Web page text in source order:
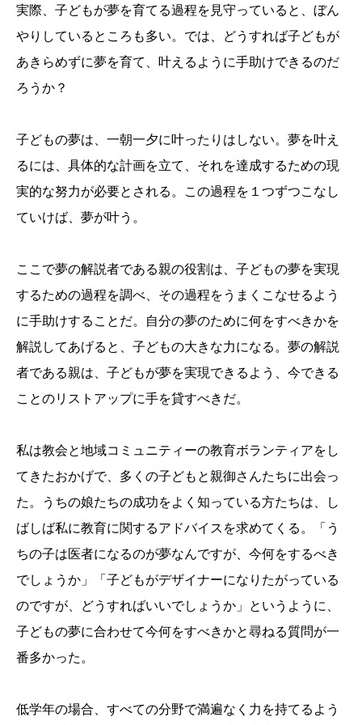
実際、子どもが夢を育てる過程を見守っていると、ぼん
やりしているところも多い。では、どうすれば子どもが
あきらめずに夢を育て、叶えるように手助けできるのだ
ろうか？
子どもの夢は、一朝一夕に叶ったりはしない。夢を叶え
るには、具体的な計画を立て、それを達成するための現
実的な努力が必要とされる。この過程を１つずつこなし
ていけば、夢が叶う。
ここで夢の解説者である親の役割は、子どもの夢を実現
するための過程を調べ、その過程をうまくこなせるよう
に手助けすることだ。自分の夢のために何をすべきかを
解説してあげると、子どもの大きな力になる。夢の解説
者である親は、子どもが夢を実現できるよう、今できる
ことのリストアップに手を貸すべきだ。
私は教会と地域コミュニティーの教育ボランティアをし
てきたおかげで、多くの子どもと親御さんたちに出会っ
た。うちの娘たちの成功をよく知っている方たちは、し
ばしば私に教育に関するアドバイスを求めてくる。「う
ちの子は医者になるのが夢なんですが、今何をするべき
でしょうか」「子どもがデザイナーになりたがっている
のですが、どうすればいいでしょうか」というように、
子どもの夢に合わせて今何をすべきかと尋ねる質問が一
番多かった。
低学年の場合、すべての分野で満遍なく力を持てるよう